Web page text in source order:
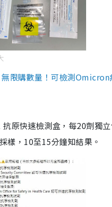
限購數量！可檢測Omicron
原快速檢測盒，每20劑獨
樣，10至15分鐘知結果。